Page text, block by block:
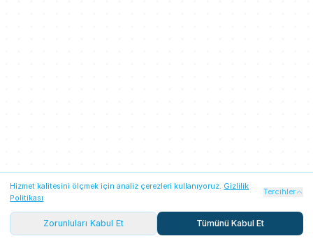
Zorunlu Çerezler
platform işlevleri için gereklidir. Her iki seçenekte de
Her zaman açık
Hizmet kalitesini ölçmek için analiz çerezleri kullanıyoruz. Gizlilik
Politikası
Tercihler
Zorunluları Kabul Et Tümünü Kabul Et